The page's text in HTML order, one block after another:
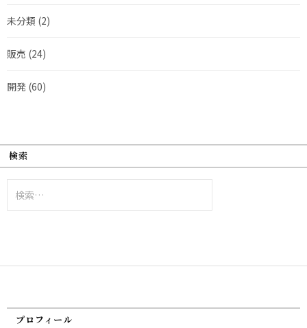
未分類 (2)
販売 (24)
開発 (60)
検索
索:
プロフィール